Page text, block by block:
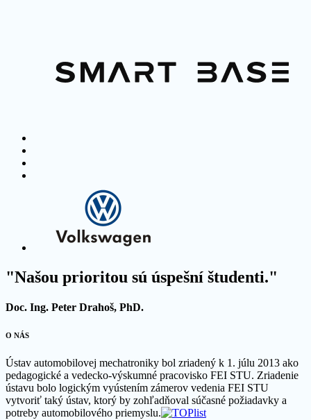
"Našou prioritou sú úspešní študenti."
Doc. Ing. Peter Drahoš, PhD.
O NÁS
Ústav automobilovej mechatroniky bol zriadený k 1. júlu 2013 ako
pedagogické a vedecko-výskumné pracovisko FEI STU. Zriadenie
ústavu bolo logickým vyústením zámerov vedenia FEI STU
vytvoriť taký ústav, ktorý by zohľadňoval súčasné požiadavky a
potreby automobilového priemyslu.